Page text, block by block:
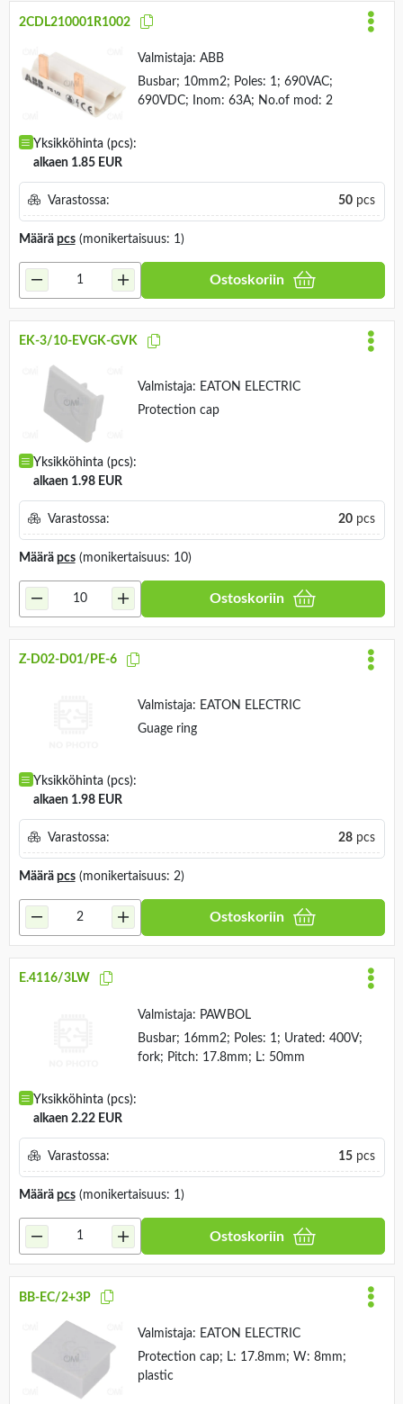
2CDL210001R1002
Valmistaja: ABB
Busbar; 10mm2; Poles: 1; 690VAC;
690VDC; Inom: 63A; No.of mod: 2
Yksikköhinta (pcs):
alkaen 1.85 EUR
Varastossa: 50pcs
Määrä pcs(monikertaisuus: 1)
Ostoskoriin
EK-3/10-EVGK-GVK
Valmistaja: EATON ELECTRIC
Protection cap
Yksikköhinta (pcs):
alkaen 1.98 EUR
Varastossa: 20pcs
Määrä pcs(monikertaisuus: 10)
Ostoskoriin
Z-D02-D01/PE-6
Valmistaja: EATON ELECTRIC
Guage ring
Yksikköhinta (pcs):
alkaen 1.98 EUR
Varastossa: 28pcs
Määrä pcs(monikertaisuus: 2)
Ostoskoriin
E.4116/3LW
Valmistaja: PAWBOL
Busbar; 16mm2; Poles: 1; Urated: 400V;
fork; Pitch: 17.8mm; L: 50mm
Yksikköhinta (pcs):
alkaen 2.22 EUR
Varastossa: 15pcs
Määrä pcs(monikertaisuus: 1)
Ostoskoriin
BB-EC/2+3P
Valmistaja: EATON ELECTRIC
Protection cap; L: 17.8mm; W: 8mm;
plastic